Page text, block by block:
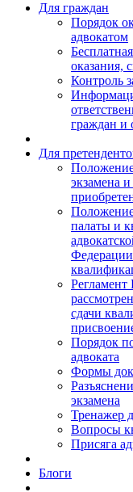
Для граждан
Порядок
адвокатом
оказания,
Контроль
граждан и
Для
экзамена
Положение
палаты и
сдачи
Порядок
адвоката
Формы
экзамена
Тренажер
Вопросы
Присяга
Блоги